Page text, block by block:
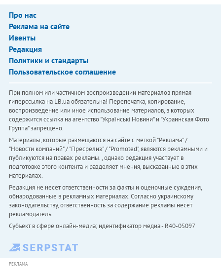
Про нас
Реклама на сайте
Ивенты
Редакция
Политики и стандарты
Пользовательское соглашение
При полном или частичном воспроизведении материалов прямая
гиперссылка на LB.ua обязательна! Перепечатка, копирование,
воспроизведение или иное использование материалов, в которых
содержится ссылка на агентство "Українськi Новини" и "Украинская Фото
Группа" запрещено.
Материалы, которые размещаются на сайте с меткой "Реклама" /
"Новости компаний" / "Пресрелиз" / "Promoted", являются рекламными и
публикуются на правах рекламы. , однако редакция участвует в
подготовке этого контента и разделяет мнения, высказанные в этих
материалах.
Редакция не несет ответственности за факты и оценочные суждения,
обнародованные в рекламных материалах. Согласно украинскому
законодательству, ответственность за содержание рекламы несет
рекламодатель.
Субъект в сфере онлайн-медиа; идентификатор медиа - R40-05097
РЕКЛАМА